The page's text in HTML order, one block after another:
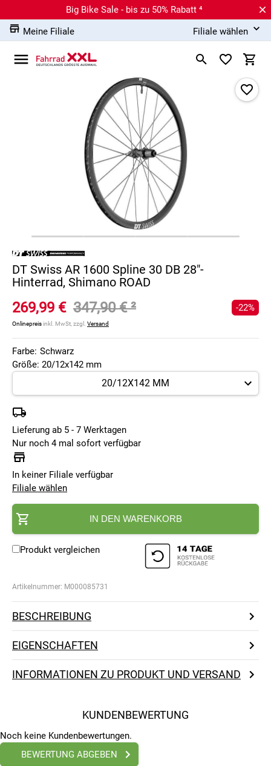
Big Bike Sale - bis zu 50% Rabatt ⁴
Meine Filiale
Filiale wählen
DT Swiss AR 1600 Spline 30 DB 28"-
Hinterrad, Shimano ROAD
269,99 € 347,90 €²
Onlinepreisinkl. MwSt, zzgl. Versand
-22%
Farbe: Schwarz
Größe: 20/12x142 mm
Lieferung ab 5 - 7 Werktagen
Nur noch 4 mal sofort verfügbar
In keiner Filiale verfügbar
Filiale wählen
IN DEN WARENKORB
Produkt vergleichen
Artikelnummer: M000085731
BESCHREIBUNG
EIGENSCHAFTEN
INFORMATIONEN ZU PRODUKT UND VERSAND
KUNDENBEWERTUNG
Noch keine Kundenbewertungen.
BEWERTUNG ABGEBEN